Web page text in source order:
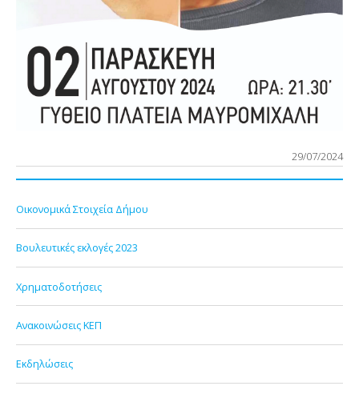
29/07/2024
Οικονομικά Στοιχεία Δήμου
Βουλευτικές εκλογές 2023
Χρηματοδοτήσεις
Ανακοινώσεις ΚΕΠ
Εκδηλώσεις